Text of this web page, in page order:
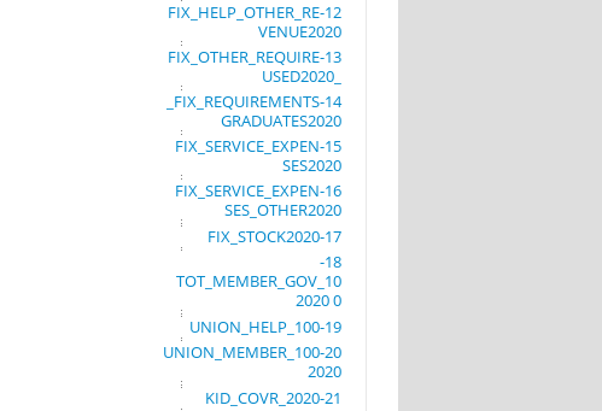
12-FIX_HELP_OTHER_RE
VENUE2020
13-FIX_OTHER_REQUIRE
14-FIX_REQUIREMENTS_
GRADUATES2020
15-FIX_SERVICE_EXPEN
SES2020
16-FIX_SERVICE_EXPEN
SES_OTHER2020
17-FIX_STOCK2020
18-
TOT_MEMBER_GOV_10
0 2020
19-UNION_HELP_100
20-UNION_MEMBER_100
2020
21-KID_COVR_2020